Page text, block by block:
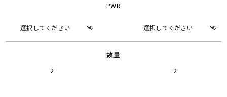
PWR
数量
2 2